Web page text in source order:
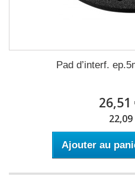
Pad d’interf.
26,51
Ajouter au